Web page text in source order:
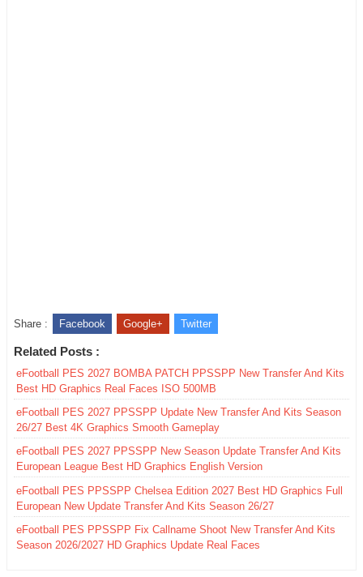
Share : Facebook Google+ Twitter
Related Posts :
eFootball PES 2027 BOMBA PATCH PPSSPP New Transfer And Kits
Best HD Graphics Real Faces ISO 500MB
eFootball PES 2027 PPSSPP Update New Transfer And Kits Season
26/27 Best 4K Graphics Smooth Gameplay
eFootball PES 2027 PPSSPP New Season Update Transfer And Kits
European League Best HD Graphics English Version
eFootball PES PPSSPP Chelsea Edition 2027 Best HD Graphics Full
European New Update Transfer And Kits Season 26/27
eFootball PES PPSSPP Fix Callname Shoot New Transfer And Kits
Season 2026/2027 HD Graphics Update Real Faces